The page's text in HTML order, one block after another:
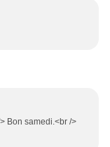
Bon samedi.<br />